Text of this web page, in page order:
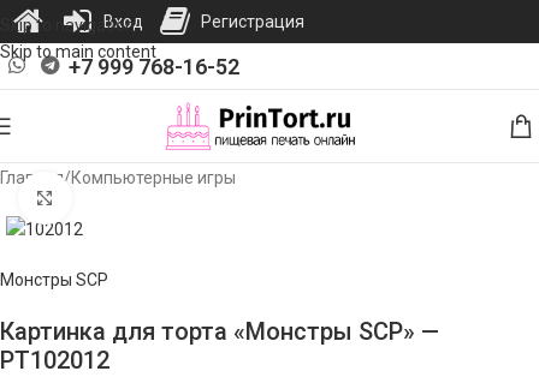
Skip to navigation
Skip to main content
+7 999 768-16-52
Главная/Компьютерные игры
Монстры SCP
Картинка для торта «Монстры SCP» —
PT102012
Вход Регистрация